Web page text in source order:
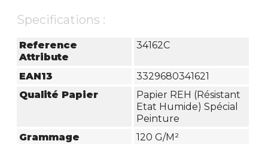
Specifications :
Reference
Attribute
34162C
EAN13
3329680341621
Qualité Papier
Papier REH (Résistant
Etat Humide) Spécial
Peinture
Grammage
120 G/m²